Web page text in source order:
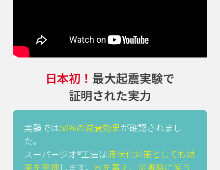
日本初！ 最大起震実験で
証明された実力
実験では58%の減衰効果が確認されまし
た。
スーパージオ®工法は液状化対策としても効
果を発揮 します。水を蓄え、災害時に使う